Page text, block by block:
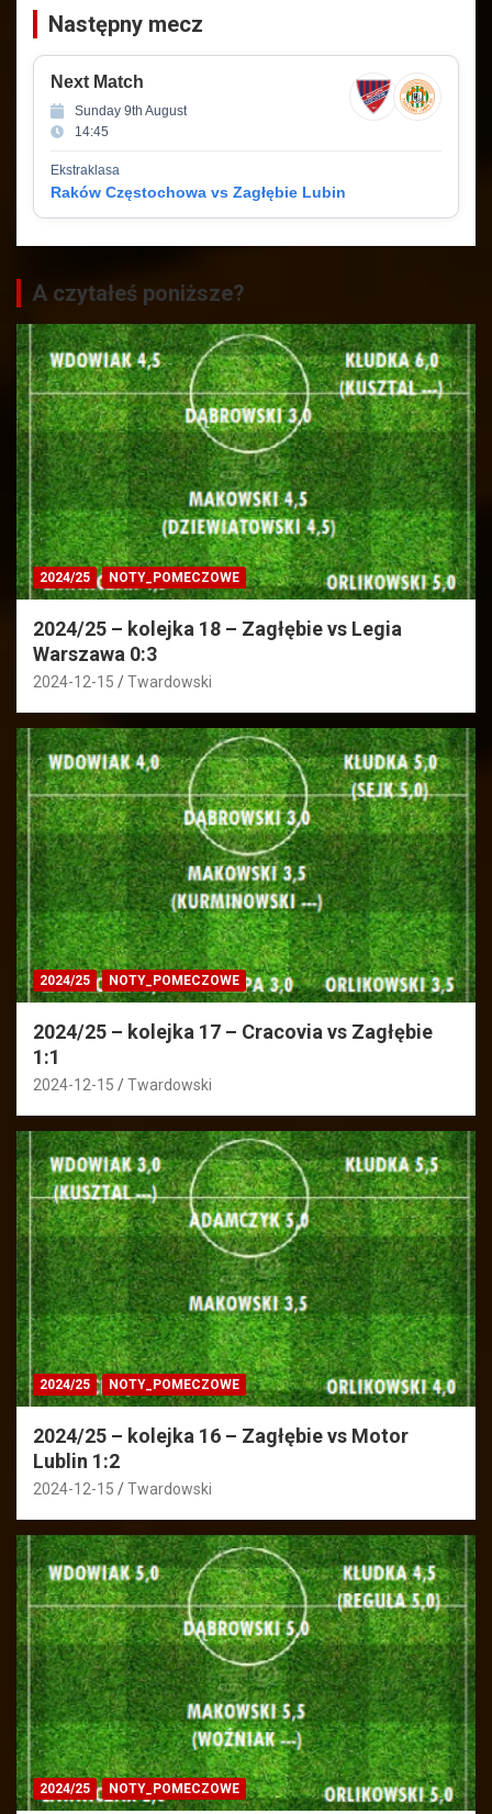
Następny mecz
Next Match
Sunday 9th August
14:45
Ekstraklasa
Raków Częstochowa vs Zagłębie Lubin
A czytałeś poniższe?
2024/25 NOTY_POMECZOWE
2024/25 – kolejka 18 – Zagłębie vs Legia
Warszawa 0:3
2024-12-15 Twardowski
2024/25 NOTY_POMECZOWE
2024/25 – kolejka 17 – Cracovia vs Zagłębie
1:1
2024-12-15 Twardowski
2024/25 NOTY_POMECZOWE
2024/25 – kolejka 16 – Zagłębie vs Motor
Lublin 1:2
2024-12-15 Twardowski
2024/25 NOTY_POMECZOWE